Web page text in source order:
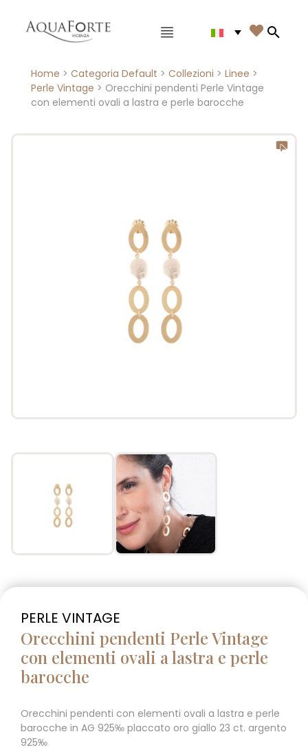
Menù principale 
Home > Categoria Default > Collezioni > Linee >
Perle Vintage > Orecchini pendenti Perle Vintage
con elementi ovali a lastra e perle barocche
PERLE VINTAGE
Orecchini pendenti Perle Vintage
con elementi ovali a lastra e perle
barocche
Orecchini pendenti con elementi ovali a lastra e perle
barocche in AG 925‰ placcato oro giallo 23 ct. argento
925‰